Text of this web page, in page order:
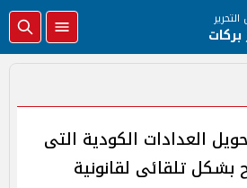
العدادات الكودية التى
بشكل تلقائى لقانونية